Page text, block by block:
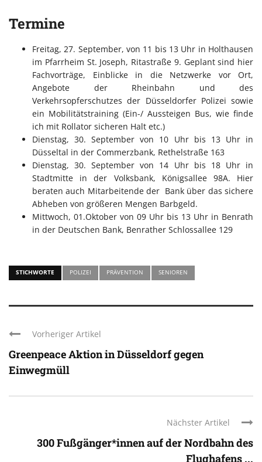
Termine
Freitag, 27. September, von 11 bis 13 Uhr in Holthausen
im Pfarrheim St. Joseph, Ritastraße 9. Geplant sind hier
Fachvorträge, Einblicke in die Netzwerke vor Ort,
Angebote der Rheinbahn und des
Verkehrsopferschutzes der Düsseldorfer Polizei sowie
ein Mobilitätstraining (Ein-/ Aussteigen Bus, wie finde
ich mit Rollator sicheren Halt etc.)
Dienstag, 30. September von 10 Uhr bis 13 Uhr in
Düsseltal in der Commerzbank, Rethelstraße 163
Dienstag, 30. September von 14 Uhr bis 18 Uhr in
Stadtmitte in der Volksbank, Königsallee 98A. Hier
beraten auch Mitarbeitende der Bank über das sichere
Abheben von größeren Mengen Barbgeld.
Mittwoch, 01.Oktober von 09 Uhr bis 13 Uhr in Benrath
in der Deutschen Bank, Benrather Schlossallee 129
STICHWORTE POLIZEI PRÄVENTION SENIOREN
Vorheriger Artikel
Greenpeace Aktion in Düsseldorf gegen
Einwegmüll
Nächster Artikel
300 Fußgänger*innen auf der Nordbahn des
Flughafens ...